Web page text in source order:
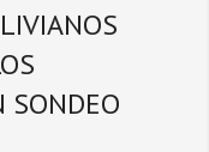
SONDEO